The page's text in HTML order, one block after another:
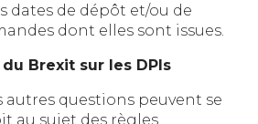
dates de dépôt et/ou de
dont elles sont issues.
Brexit sur les DPIs
autres questions peuvent se
au sujet des règles